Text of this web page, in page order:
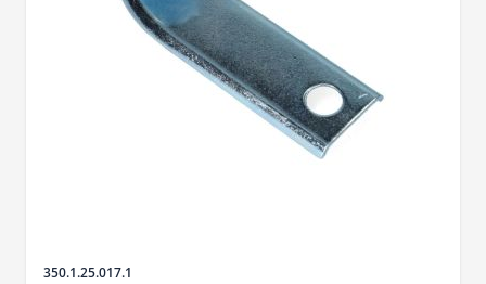
SKU
350.1.25.017.1